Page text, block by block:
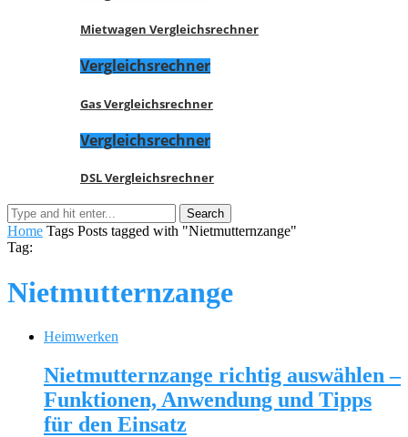
Mietwagen Vergleichsrechner
Vergleichsrechner
Gas Vergleichsrechner
Vergleichsrechner
DSL Vergleichsrechner
Home Tags Posts tagged with "Nietmutternzange"
Tag:
Nietmutternzange
Heimwerken
Nietmutternzange richtig auswählen –
Funktionen, Anwendung und Tipps
für den Einsatz